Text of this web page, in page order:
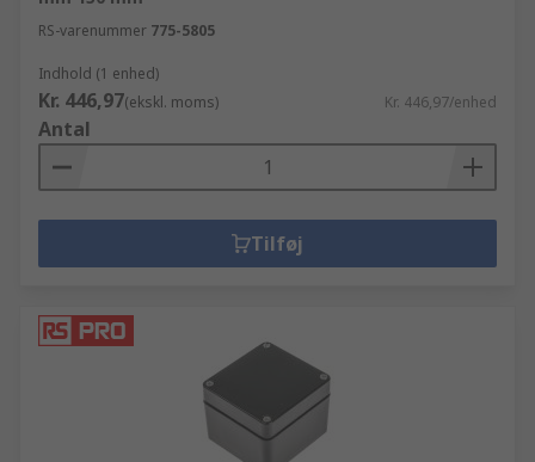
RS-varenummer 775-5805
Indhold (1 enhed)
Kr. 446,97(ekskl. moms) Kr. 446,97/enhed
Antal
Tilføj